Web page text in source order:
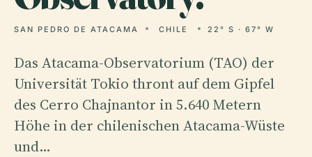
SAN PEDRO DE ATACAMA CHILE 22° S · 67° W
Das Atacama-Observatorium (TAO) der
Universität Tokio thront auf dem Gipfel
des Cerro Chajnantor in 5.640 Metern
Höhe in der chilenischen Atacama-Wüste
und…